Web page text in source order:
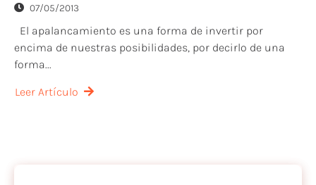
07/05/2013
El apalancamiento es una forma de invertir por
encima de nuestras posibilidades, por decirlo de una
forma...
Leer Artículo